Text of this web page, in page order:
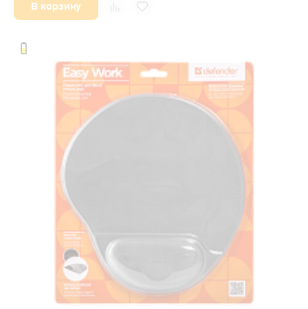
В корзину